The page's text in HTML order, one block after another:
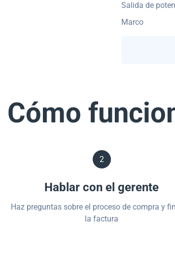
Salida de
Marco
Cómo
2
Hablar con el gerente
Haz preguntas sobre el proceso de compra y
la factura